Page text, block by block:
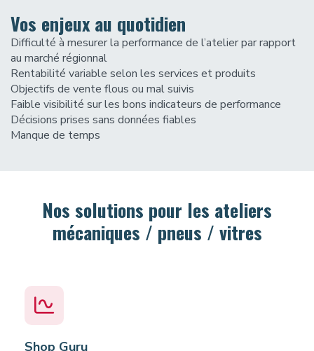
Vos enjeux au quotidien
Difficulté à mesurer la performance de l’atelier par rapport
au marché régionnal
Rentabilité variable selon les services et produits
Objectifs de vente flous ou mal suivis
Faible visibilité sur les bons indicateurs de performance
Décisions prises sans données fiables
Manque de temps
Nos solutions pour les ateliers
mécaniques / pneus / vitres
Shop Guru